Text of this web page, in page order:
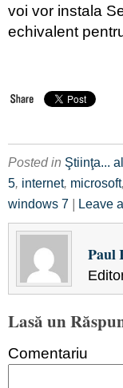
voi vor instala
echivalent
Posted in Ştiinţa...
5, internet, microsoft,
windows 7 | Leave
Paul
Lasă un
Comentariu